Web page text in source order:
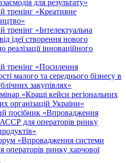
для результату»
тренінг «Креативне
тренінг «Інтелектуальна
ідеї створення нового
реалізації інноваційного
тренінг «Посилення
малого та середнього бізнесу в
закупівлях»
«Кращі кейси регіональних
організацій України»
посібник «Впровадження
для операторів ринку
«Впровадження системи
ринку харчової